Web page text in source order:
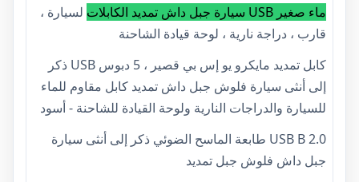
ماء صغير USB سيارة جبل داش تمديد الكابلات
لسيارة ،
قارب ، دراجة نارية ، لوحة قيادة الشاحنة
كابل تمديد مايكرو يو إس بي قصير ، 5 دبوس USB ذكر
إلى أنثى سيارة فلوش جبل داش تمديد كابل مقاوم للماء
للسيارة والدراجات النارية ولوحة القيادة للشاحنة - أسود
USB B 2.0 طابعة الماسح الضوئي ذكر إلى أنثى سيارة
جبل داش فلوش جبل تمديد